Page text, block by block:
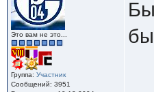
Это вам не это...
Группа: Участник
Сообщений: 3951